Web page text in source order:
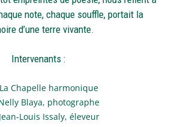
note, chaque souffle, portait la
d’une terre vivante.
Intervenants :
La Chapelle harmonique
Blaya, photographe
Jean-Louis Issaly, éleveur